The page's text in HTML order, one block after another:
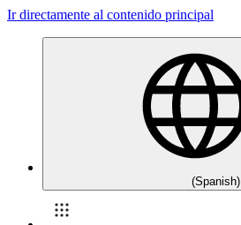
Ir directamente al contenido principal
(Spanish)